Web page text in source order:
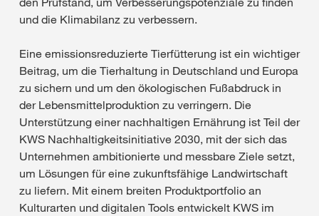
und die Klimabilanz zu verbessern.
Eine emissionsreduzierte Tierfütterung ist ein wichtiger
Beitrag, um die Tierhaltung in Deutschland und Europa
zu sichern und um den ökologischen Fußabdruck in
der Lebensmittelproduktion zu verringern. Die
Unterstützung einer nachhaltigen Ernährung ist Teil der
KWS Nachhaltigkeitsinitiative 2030, mit der sich das
Unternehmen ambitionierte und messbare Ziele setzt,
um Lösungen für eine zukunftsfähige Landwirtschaft
zu liefern. Mit einem breiten Produktportfolio an
Kulturarten und digitalen Tools entwickelt KWS im